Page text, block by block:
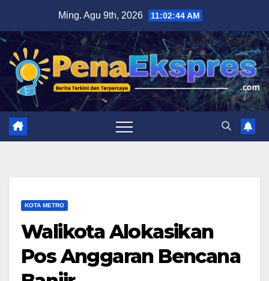
content
Ming. Agu 9th, 2026 11:02:45 AM
KOTA METRO
Walikota Alokasikan
Pos Anggaran Bencana